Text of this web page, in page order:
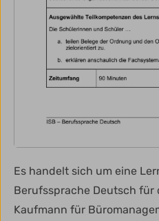
Es handelt sich um eine
Berufssprache Deutsch
Kaufmann für